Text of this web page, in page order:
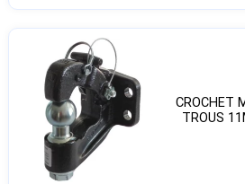
CROCHET
TROUS